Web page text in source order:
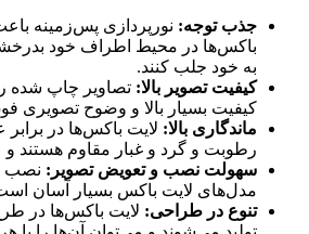
جذب توجه: نورپردازی پس‌زمینه
باکس‌ها در محیط اطراف خود
به خود جلب کنند.
کیفیت تصویر بالا: تصاویر چاپ شده
کیفیت بسیار بالا و وضوح تصویری
ماندگاری بالا: لایت باکس‌ها در
رطوبت و گرد و غبار مقاوم هستند و
سهولت نصب و تعویض تصویر: نصب
مدل‌های لایت باکس بسیار آسان
تنوع در طراحی: لایت باکس‌ها در